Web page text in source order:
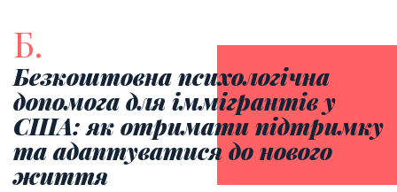
Б.
Безкоштовна психологічна
допомога для іммігрантів у
США: як отримати підтримку
та адаптуватися до нового
життя